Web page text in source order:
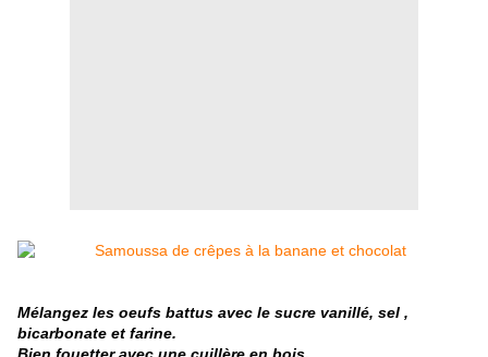
Mélangez les oeufs battus avec le sucre vanillé, sel ,
bicarbonate et farine.